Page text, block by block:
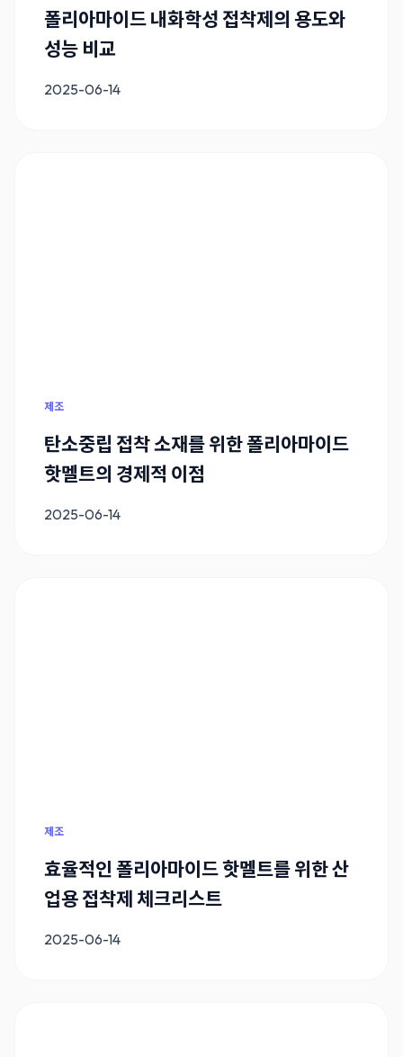
폴리아마이드 내화학성 접착제의 용도와
성능 비교
2025-06-14
제조
탄소중립 접착 소재를 위한 폴리아마이드
핫멜트의 경제적 이점
2025-06-14
제조
효율적인 폴리아마이드 핫멜트를 위한 산
업용 접착제 체크리스트
2025-06-14